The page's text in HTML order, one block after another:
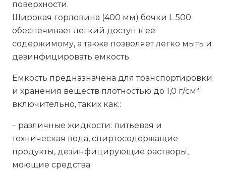
поверхности.
Широкая горловина (400 мм) бочки L 500
обеспечивает легкий доступ к ее
содержимому, а также позволяет легко мыть и
дезинфицировать емкость.
Емкость предназначена для транспортировки
и хранения веществ плотностью до 1,0 г/см³
включительно, таких как::
– различные жидкости: питьевая и
техническая вода, спиртосодержащие
продукты, дезинфицирующие растворы,
моющие средства